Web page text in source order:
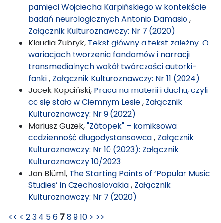
pamięci Wojciecha Karpińskiego w kontekście
badań neurologicznych Antonio Damasio,
Załącznik Kulturoznawczy: Nr 7 (2020)
Klaudia Żubryk, Tekst główny a tekst zależny. O
wariacjach tworzenia fandomów i narracji
transmedialnych wokół twórczości autorki-
fanki, Załącznik Kulturoznawczy: Nr 11 (2024)
Jacek Kopciński, Praca na materii i duchu, czyli
co się stało w Ciemnym Lesie, Załącznik
Kulturoznawczy: Nr 9 (2022)
Mariusz Guzek,"Zátopek" – komiksowa
codzienność długodystansowca, Załącznik
Kulturoznawczy: Nr 10 (2023): Załącznik
Kulturoznawczy 10/2023
Jan Blüml, The Starting Points of ‘Popular Music
Studies’ in Czechoslovakia, Załącznik
Kulturoznawczy: Nr 7 (2020)
<< < 23 4 56 78910 > >>